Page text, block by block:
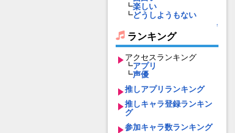
┗楽しい
┗どうしようもない
↑
ランキング
アクセスランキング
┗アプリ
┗声優
推しアプリランキング
推しキャラ登録ランキン
グ
参加キャラ数ランキング